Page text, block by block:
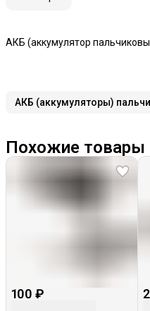
АКБ (аккумулятор
АКБ (аккумуляторы)
Похожие товары
100 ₽